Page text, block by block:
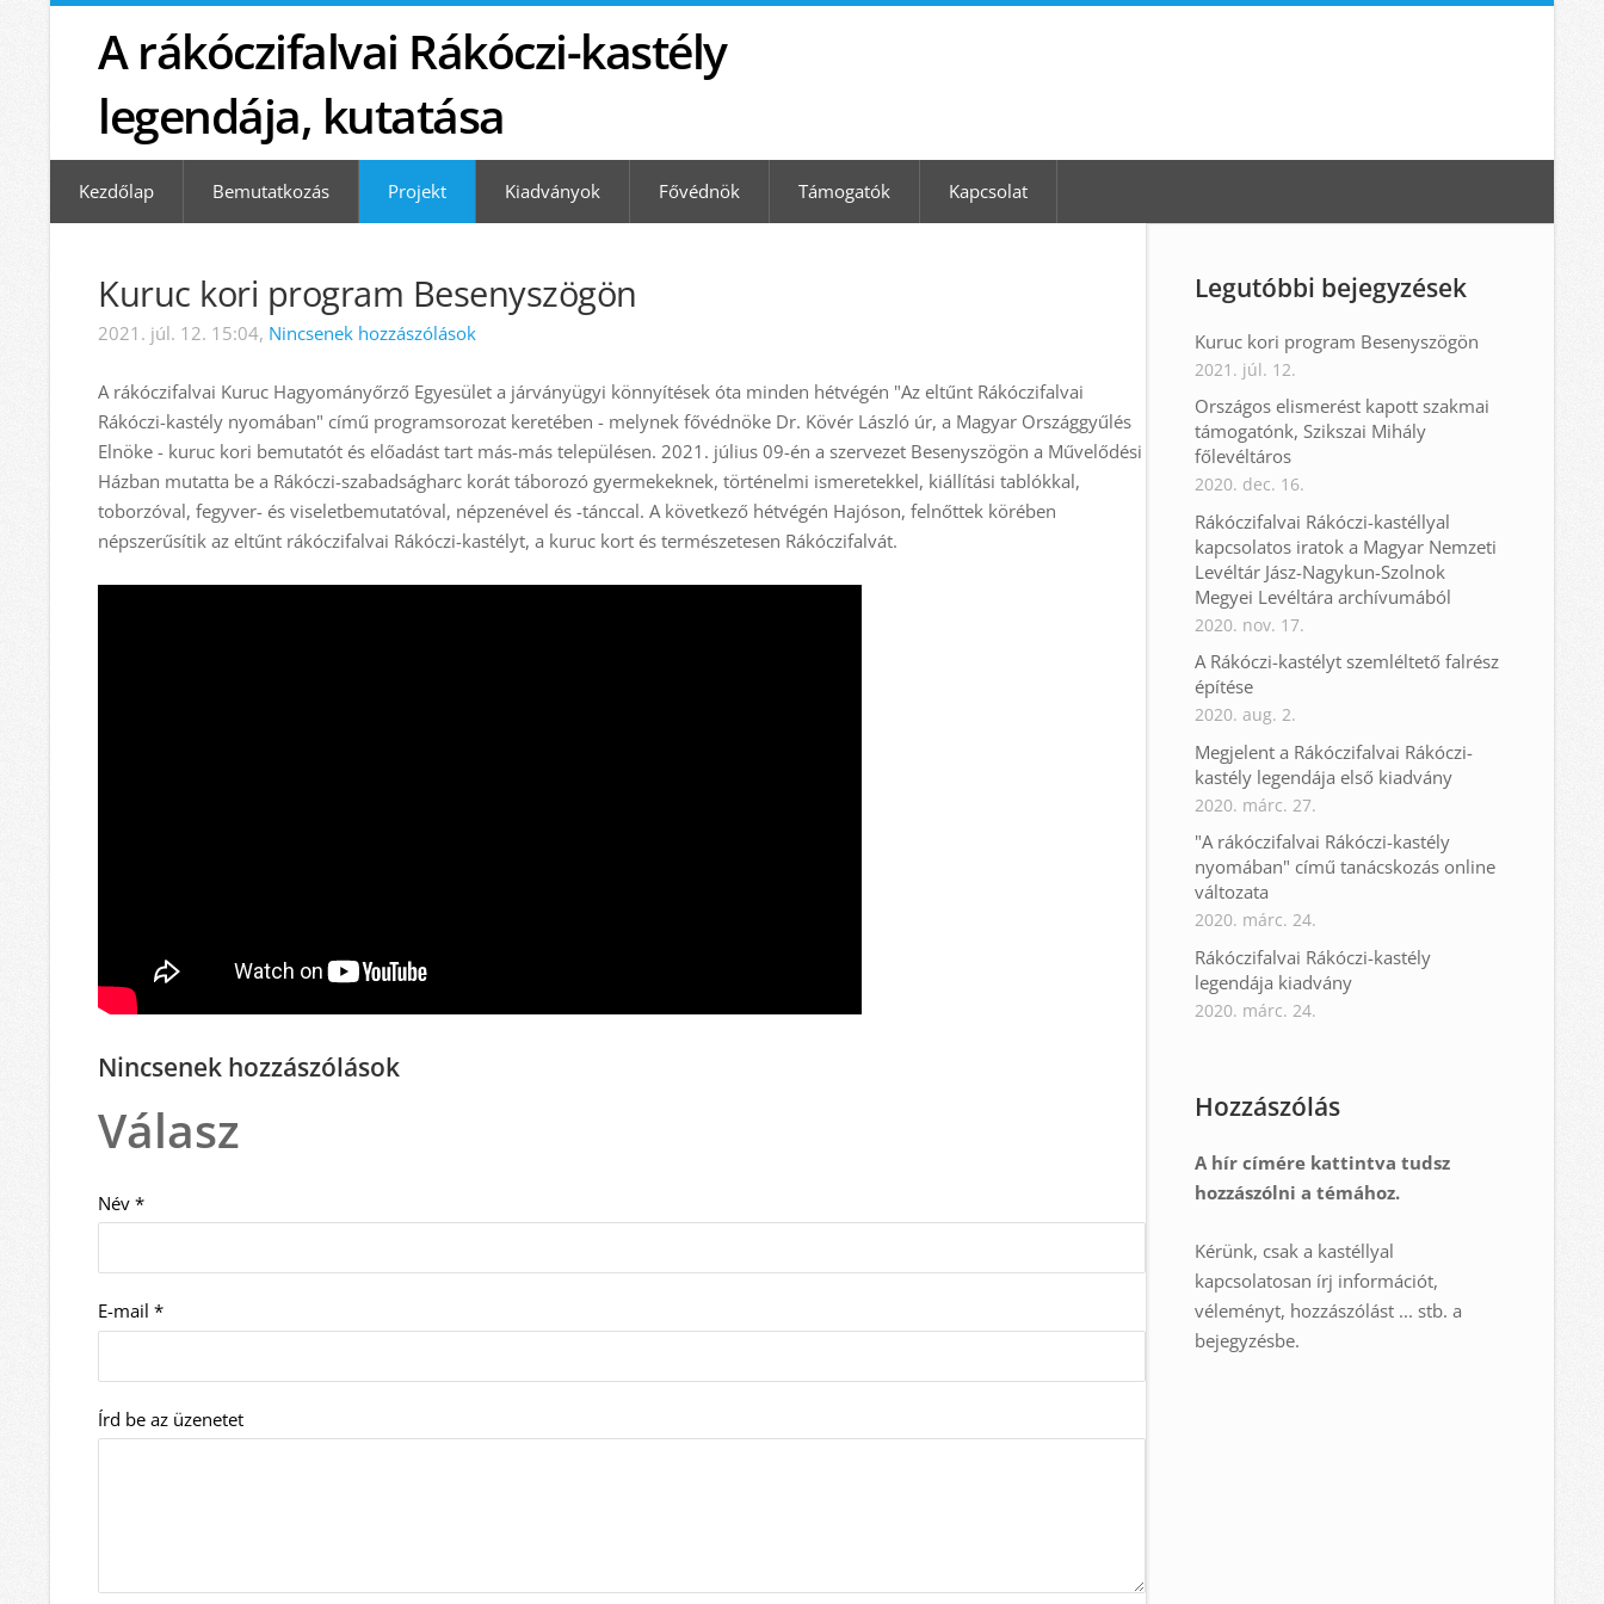
A rákóczifalvai Rákóczi-kastély
legendája, kutatása
Kezdőlap Bemutatkozás Projekt Kiadványok Fővédnök Támogatók Kapcsolat
Legutóbbi bejegyzések
Kuruc kori program Besenyszögön
2021. júl. 12.
Országos elismerést kapott szakmai
támogatónk, Szikszai Mihály
főlevéltáros
2020. dec. 16.
Rákóczifalvai Rákóczi-kastéllyal
kapcsolatos iratok a Magyar Nemzeti
Levéltár Jász-Nagykun-Szolnok
Megyei Levéltára archívumából
2020. nov. 17.
A Rákóczi-kastélyt szemléltető falrész
építése
2020. aug. 2.
Megjelent a Rákóczifalvai Rákóczi-
kastély legendája első kiadvány
2020. márc. 27.
"A rákóczifalvai Rákóczi-kastély
nyomában" című tanácskozás online
változata
2020. márc. 24.
Rákóczifalvai Rákóczi-kastély
legendája kiadvány
2020. márc. 24.
Hozzászólás
A hír címére kattintva tudsz
hozzászólni a témához.
Kérünk, csak a kastéllyal
kapcsolatosan írj információt,
véleményt, hozzászólást ... stb. a
bejegyzésbe.
Kuruc kori program Besenyszögön
2021. júl. 12. 15:04, Nincsenek hozzászólások
A rákóczifalvai Kuruc Hagyományőrző Egyesület a járványügyi könnyítések óta minden hétvégén "Az eltűnt Rákóczifalvai
Rákóczi-kastély nyomában" című programsorozat keretében - melynek fővédnöke Dr. Kövér László úr, a Magyar Országgyűlés
Elnöke - kuruc kori bemutatót és előadást tart más-más településen. 2021. július 09-én a szervezet Besenyszögön a Művelődési
Házban mutatta be a Rákóczi-szabadságharc korát táborozó gyermekeknek, történelmi ismeretekkel, kiállítási tablókkal,
toborzóval, fegyver- és viseletbemutatóval, népzenével és -tánccal. A következő hétvégén Hajóson, felnőttek körében
népszerűsítik az eltűnt rákóczifalvai Rákóczi-kastélyt, a kuruc kort és természetesen Rákóczifalvát.
Nincsenek hozzászólások
Válasz
Név *
E-mail *
Írd be az üzenetet